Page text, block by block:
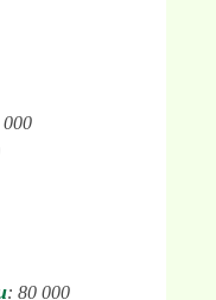
000
: 80 000